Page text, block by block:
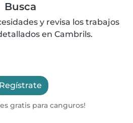
Busca
y revisa los trabajos
en Cambrils.
Regístrate
gratis para canguros!